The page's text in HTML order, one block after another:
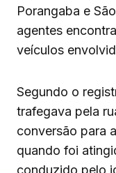
Porangaba e
agentes
veículos
Segundo o
trafegava pela
conversão para
quando foi